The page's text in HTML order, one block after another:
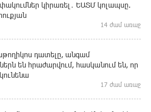
կիրառել․ ԵԱՏՄ կոլապսը.
14 ժամ առաջ
դատելը, անգամ
են հրաժարվում, հասկանում են, որ
17 ժամ առաջ